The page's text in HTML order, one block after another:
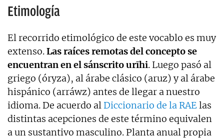
Etimología
El recorrido etimológico de este vocablo es muy
extenso.Las raíces remotas del concepto se
encuentran en el sánscrito urīhi. Luego pasó al
griego (óryza), al árabe clásico (aruz) y al árabe
hispánico (arráwz) antes de llegar a nuestro
idioma. De acuerdo al Diccionario de la RAElas
distintas acepciones de este término equivalen
a un sustantivo masculino. Planta anual propia